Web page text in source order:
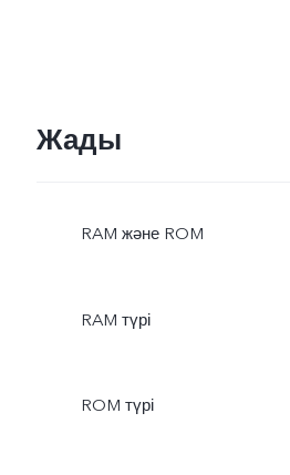
Жады
RAM және ROM
RAM түрі
ROM түрі